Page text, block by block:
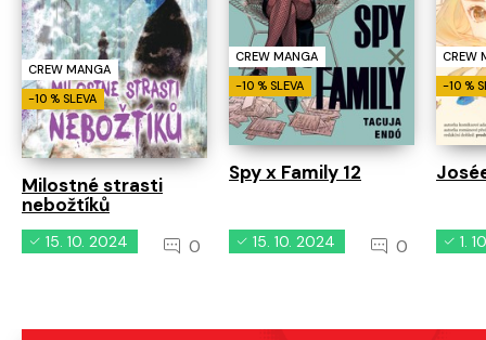
CREW MANGA
-10 % SLEVA
Milostné strasti
nebožtíků
15. 10. 2024 0
CREW MANGA
-10 % SLEVA
Spy x Family 12
15. 10. 2024 0
CREW
-10 %
1.